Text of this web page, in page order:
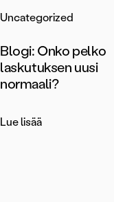
Uncategorized
Blogi: Onko pelko
laskutuksen uusi
normaali?
Lue lisää